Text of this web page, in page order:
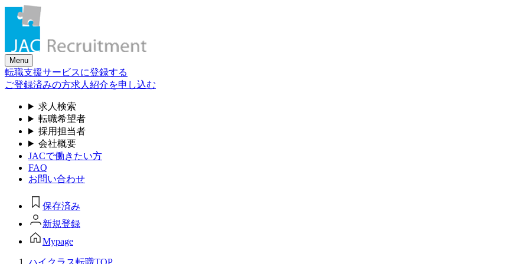
Skip
content
Menu
転職支援サービスに登録する
ご登録済みの方求人紹介を申し込む
求人検索
転職希望者
採用担当者
会社概要
JACで働きたい方
FAQ
お問い合わせ
保存済み
新規登録
Mypage
ハイクラス転職TOP